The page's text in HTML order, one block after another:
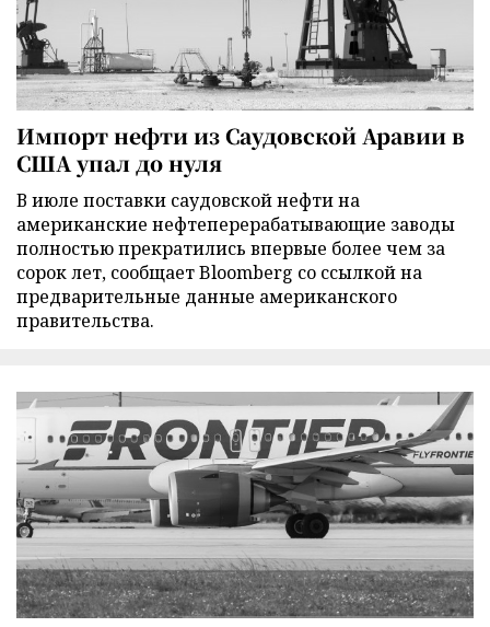
Импорт нефти из Саудовской Аравии в
США упал до нуля
В июле поставки саудовской нефти на
американские нефтеперерабатывающие заводы
полностью прекратились впервые более чем за
сорок лет, сообщает Bloomberg со ссылкой на
предварительные данные американского
правительства.